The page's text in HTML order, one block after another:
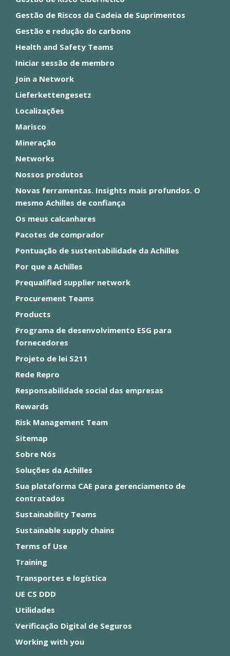
Gestão de Riscos da Cadeia de Suprimentos
Gestão e redução do carbono
Health and Safety Teams
Iniciar sessão de membro
Join a Network
Lieferkettengesetz
Localizações
Marisco
Mineração
Networks
Nossos produtos
Novas ferramentas. Insights mais profundos. O
mesmo Achilles de confiança
Os meus calcanhares
Pacotes de comprador
Pontuação de sustentabilidade da Achilles
Por que a Achilles
Prequalified supplier network
Procurement Teams
Products
Programa de desenvolvimento ESG para
fornecedores
Projeto de lei S211
Rede Repro
Responsabilidade social das empresas
Rewards
Risk Management Team
Sitemap
Sobre Nós
Soluções da Achilles
Sua plataforma CAE para gerenciamento de
contratados
Sustainability Teams
Sustainable supply chains
Terms of Use
Training
Transportes e logística
UE CS DDD
Utilidades
Verificação Digital de Seguros
Working with you